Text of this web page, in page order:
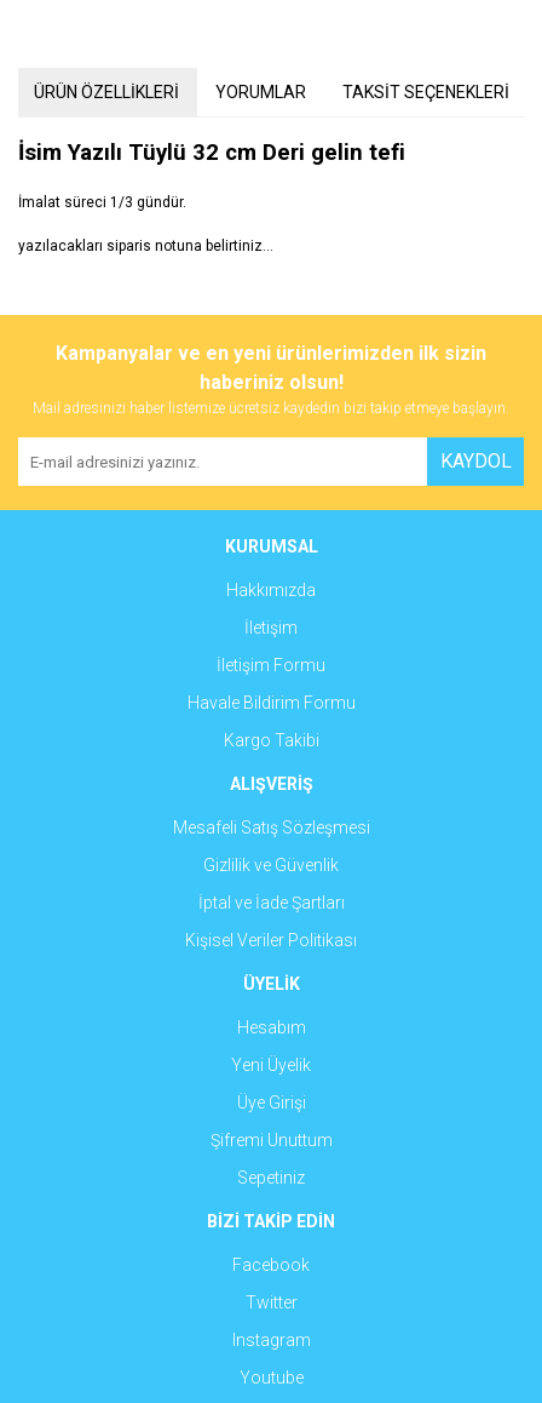
ÜRÜN ÖZELLİKLERİ YORUMLAR TAKSİT SEÇENEKLERİ
İsim Yazılı Tüylü 32 cm Deri gelin tefi
İmalat süreci 1/3 gündür.
yazılacakları siparis notuna belirtiniz...
Bu ürüne ilk yorumu siz yapın!
Yorum Yaz
tarafımıza iletebilirsiniz.
Görüş ve önerileriniz için teşekkür ederiz.
Ürün resmi kalitesiz, bozuk veya görüntülenemiyor.
Ürün açıklamasında eksik bilgiler bulunuyor.
Ürün fiyatı diğer sitelerden daha pahalı.
Gönder
Kampanyalar ve en yeni ürünlerimizden ilk sizin
haberiniz olsun!
Mail adresinizi haber listemize ücretsiz kaydedin bizi takip etmeye başlayın.
KAYDOL
KURUMSAL
Hakkımızda
İletişim
İletişim Formu
Havale Bildirim Formu
Kargo Takibi
ALIŞVERİŞ
Mesafeli Satış Sözleşmesi
Gizlilik ve Güvenlik
İptal ve İade Şartları
Kişisel Veriler Politikası
ÜYELİK
Hesabım
Yeni Üyelik
Üye Girişi
Şifremi Unuttum
Sepetiniz
BİZİ TAKİP EDİN
Facebook
Twitter
Instagram
Youtube